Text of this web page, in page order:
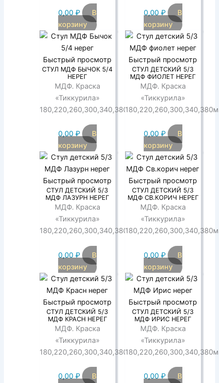
0,00 ₽
В
корзину
0,00 ₽
В
корзину
Быстрый просмотр
СТУЛ МДФ БЫЧОК 5/4
НЕРЕГ
МДФ. Краска
«Тиккурила»
180,220,260,300,340,380мм
0,00 ₽
В
корзину
Быстрый просмотр
СТУЛ ДЕТСКИЙ 5/3
МДФ ФИОЛЕТ НЕРЕГ
МДФ. Краска
«Тиккурила»
0,00 ₽
В
корзину
Быстрый просмотр
СТУЛ ДЕТСКИЙ 5/3
МДФ ЛАЗУРН НЕРЕГ
МДФ. Краска
«Тиккурила»
180,220,260,300,340,380мм
0,00 ₽
В
корзину
Быстрый просмотр
СТУЛ ДЕТСКИЙ 5/3
МДФ СВ.КОРИЧ НЕРЕГ
МДФ. Краска
«Тиккурила»
0,00 ₽
В
корзину
Быстрый просмотр
СТУЛ ДЕТСКИЙ 5/3
МДФ КРАСН НЕРЕГ
МДФ. Краска
«Тиккурила»
180,220,260,300,340,380мм
0,00 ₽
В
Быстрый просмотр
СТУЛ ДЕТСКИЙ 5/3
МДФ ИРИС НЕРЕГ
МДФ. Краска
«Тиккурила»
0,00 ₽
В